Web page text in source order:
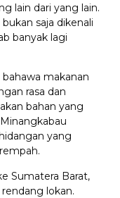
lain dari yang lain.
saja dikenali
banyak lagi
makanan
rasa dan
bahan yang
yang
Sumatera Barat,
lokan.